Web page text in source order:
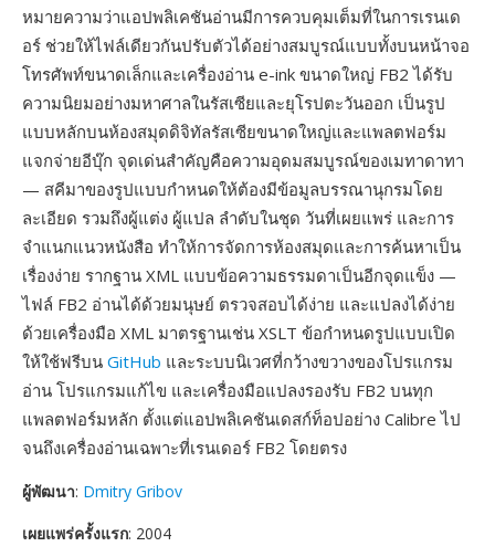
หมายความว่าแอปพลิเคชันอ่านมีการควบคุมเต็มที่ในการเรนเด
อร์ ช่วยให้ไฟล์เดียวกันปรับตัวได้อย่างสมบูรณ์แบบทั้งบนหน้าจอ
โทรศัพท์ขนาดเล็กและเครื่องอ่าน e-ink ขนาดใหญ่ FB2 ได้รับ
ความนิยมอย่างมหาศาลในรัสเซียและยุโรปตะวันออก เป็นรูป
แบบหลักบนห้องสมุดดิจิทัลรัสเซียขนาดใหญ่และแพลตฟอร์ม
แจกจ่ายอีบุ๊ก จุดเด่นสำคัญคือความอุดมสมบูรณ์ของเมทาดาทา
— สคีมาของรูปแบบกำหนดให้ต้องมีข้อมูลบรรณานุกรมโดย
ละเอียด รวมถึงผู้แต่ง ผู้แปล ลำดับในชุด วันที่เผยแพร่ และการ
จำแนกแนวหนังสือ ทำให้การจัดการห้องสมุดและการค้นหาเป็น
เรื่องง่าย รากฐาน XML แบบข้อความธรรมดาเป็นอีกจุดแข็ง —
ไฟล์ FB2 อ่านได้ด้วยมนุษย์ ตรวจสอบได้ง่าย และแปลงได้ง่าย
ด้วยเครื่องมือ XML มาตรฐานเช่น XSLT ข้อกำหนดรูปแบบเปิด
ให้ใช้ฟรีบน GitHub และระบบนิเวศที่กว้างขวางของโปรแกรม
อ่าน โปรแกรมแก้ไข และเครื่องมือแปลงรองรับ FB2 บนทุก
แพลตฟอร์มหลัก ตั้งแต่แอปพลิเคชันเดสก์ท็อปอย่าง Calibre ไป
จนถึงเครื่องอ่านเฉพาะที่เรนเดอร์ FB2 โดยตรง
ผู้พัฒนา: Dmitry Gribov
เผยแพร่ครั้งแรก: 2004